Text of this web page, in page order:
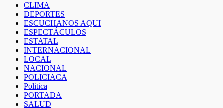
CLIMA
DEPORTES
ESCUCHANOS AQUI
ESPECTÁCULOS
ESTATAL
INTERNACIONAL
LOCAL
NACIONAL
POLICIACA
Politica
PORTADA
SALUD